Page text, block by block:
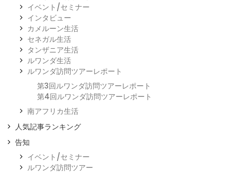
イベント/セミナー
インタビュー
カメルーン生活
セネガル生活
タンザニア生活
ルワンダ生活
ルワンダ訪問ツアーレポート
第3回ルワンダ訪問ツアーレポート
第4回ルワンダ訪問ツアーレポート
南アフリカ生活
人気記事ランキング
告知
イベント/セミナー
ルワンダ訪問ツアー